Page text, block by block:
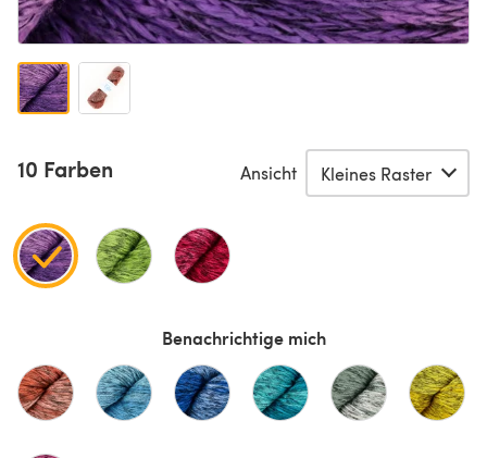
10 Farben Ansicht
Benachrichtige mich